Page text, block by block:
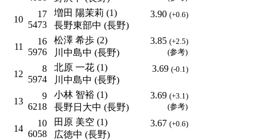
10
17
5473
増田 陽茉莉 (1)
長野東部中 (長野)
3.90 (+0.6)
11
16
5976
松澤 希歩 (2)
川中島中 (長野)
3.85 (+2.5)
(参考)
12
8
5974
北原 一花 (1)
川中島中 (長野)
3.69 (-0.1)
13
9
6218
小林 智裕 (1)
長野日大中 (長野)
3.69 (+3.1)
(参考)
14
10
6058
田原 美空 (1)
広徳中 (長野)
3.67 (+0.6)